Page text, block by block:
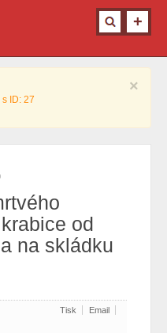
×
ID: 27
od
na skládku
Tisk Email